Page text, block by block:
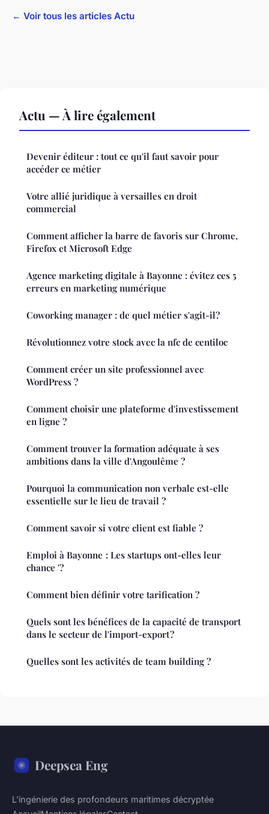
← Voir tous les articles Actu
Actu — À lire également
Devenir éditeur : tout ce qu'il faut savoir pour
accéder ce métier
Votre allié juridique à versailles en droit
commercial
Comment afficher la barre de favoris sur Chrome,
Firefox et Microsoft Edge
Agence marketing digitale à Bayonne : évitez ces 5
erreurs en marketing numérique
Coworking manager : de quel métier s'agit-il?
Révolutionnez votre stock avec la nfc de centiloc
Comment créer un site professionnel avec
WordPress ?
Comment choisir une plateforme d'investissement
en ligne ?
Comment trouver la formation adéquate à ses
ambitions dans la ville d'Angoulême ?
Pourquoi la communication non verbale est-elle
essentielle sur le lieu de travail ?
Comment savoir si votre client est fiable ?
Emploi à Bayonne : Les startups ont-elles leur
chance '?
Comment bien définir votre tarification ?
Quels sont les bénéfices de la capacité de transport
dans le secteur de l'import-export ?
Quelles sont les activités de team building ?
Deepsea Eng
L'ingénierie des profondeurs maritimes décryptée